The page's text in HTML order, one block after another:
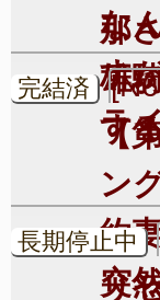
な
す
ラ
那
雄
す
完結済
【
ン
約
突
長期停止中
リ